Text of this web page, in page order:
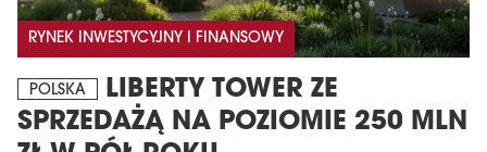
RYNEK INWESTYCYJNY I FINANSOWY
POLSKA
LIBERTY TOWER ZE
SPRZEDAŻĄ NA POZIOMIE 250 MLN